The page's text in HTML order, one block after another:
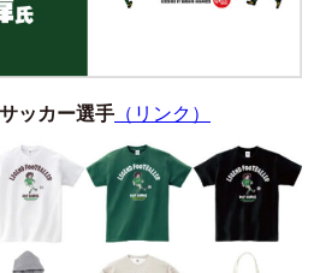
ッカー選手 （リンク）